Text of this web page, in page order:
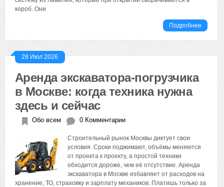
короб. Они
Подробнее
28 Июл 2026
Аренда экскаватора-погрузчика
в Москве: когда техника нужна
здесь и сейчас
Обо всем 0 Комментарии
Строительный рынок Москвы диктует свои
условия. Сроки поджимают, объёмы меняются
от проекта к проекту, а простой техники
обходится дороже, чем её отсутствие. Аренда
экскаватора в Москве избавляет от расходов на
хранение, ТО, страховку и зарплату механиков. Платишь только за